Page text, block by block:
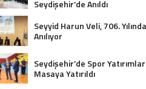
Seydişehir’de Anıldı
Seyyid Harun Veli, 706. Yılında
Anılıyor
Seydişehir’de Spor
Masaya Yatırıldı